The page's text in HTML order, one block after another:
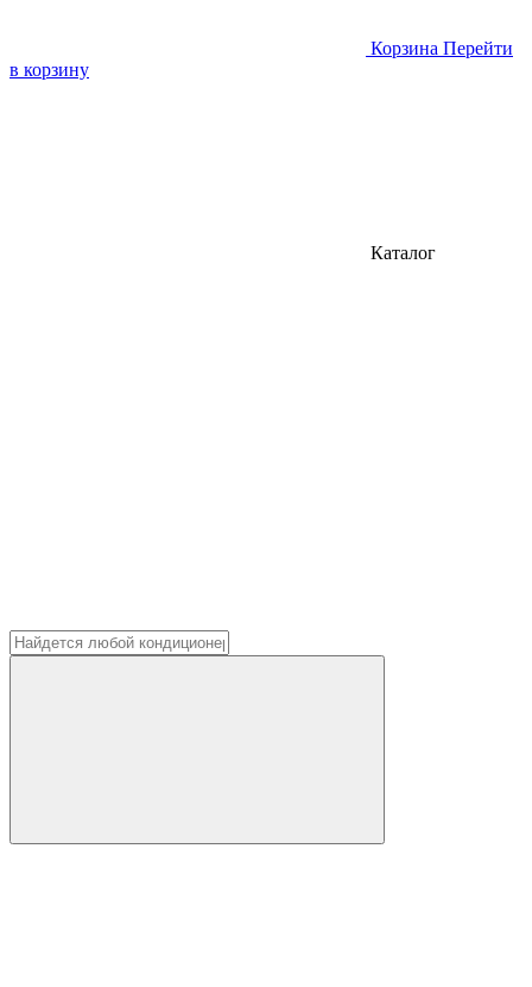
Корзина Перейти
в корзину
Каталог